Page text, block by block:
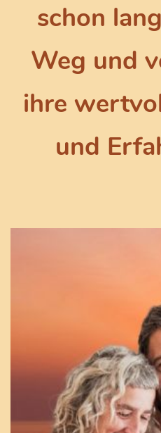
schon
Weg und
ihre
und